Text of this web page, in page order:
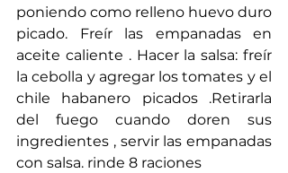
poniendo como relleno huevo duro
picado. Freír las empanadas en
aceite caliente . Hacer la salsa: freír
la cebolla y agregar los tomates y el
chile habanero picados .Retirarla
del fuego cuando doren sus
ingredientes , servir las empanadas
con salsa. rinde 8 raciones